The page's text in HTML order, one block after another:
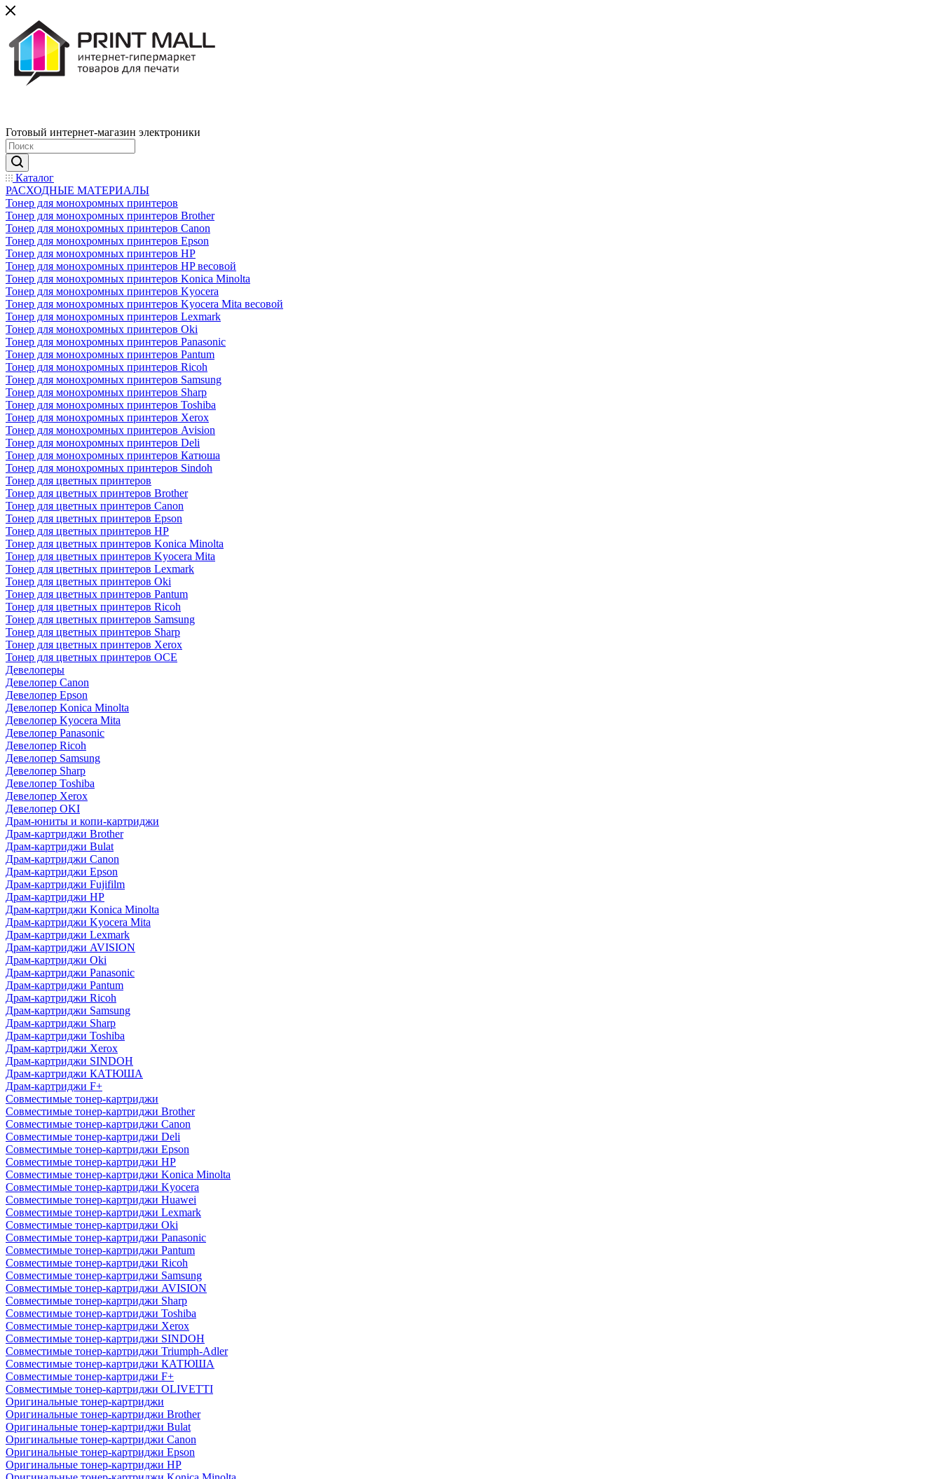
Готовый интернет-магазин электроники
Каталог
РАСХОДНЫЕ МАТЕРИАЛЫ
Тонер для монохромных принтеров
Тонер для монохромных принтеров Brother
Тонер для монохромных принтеров Canon
Тонер для монохромных принтеров Epson
Тонер для монохромных принтеров HP
Тонер для монохромных принтеров HP весовой
Тонер для монохромных принтеров Konica Minolta
Тонер для монохромных принтеров Kyocera
Тонер для монохромных принтеров Kyocera Mita весовой
Тонер для монохромных принтеров Lexmark
Тонер для монохромных принтеров Oki
Тонер для монохромных принтеров Panasonic
Тонер для монохромных принтеров Pantum
Тонер для монохромных принтеров Ricoh
Тонер для монохромных принтеров Samsung
Тонер для монохромных принтеров Sharp
Тонер для монохромных принтеров Toshiba
Тонер для монохромных принтеров Xerox
Тонер для монохромных принтеров Avision
Тонер для монохромных принтеров Deli
Тонер для монохромных принтеров Катюша
Тонер для монохромных принтеров Sindoh
Тонер для цветных принтеров
Тонер для цветных принтеров Brother
Тонер для цветных принтеров Canon
Тонер для цветных принтеров Epson
Тонер для цветных принтеров HP
Тонер для цветных принтеров Konica Minolta
Тонер для цветных принтеров Kyocera Mita
Тонер для цветных принтеров Lexmark
Тонер для цветных принтеров Oki
Тонер для цветных принтеров Pantum
Тонер для цветных принтеров Ricoh
Тонер для цветных принтеров Samsung
Тонер для цветных принтеров Sharp
Тонер для цветных принтеров Xerox
Тонер для цветных принтеров OCE
Девелоперы
Девелопер Canon
Девелопер Epson
Девелопер Konica Minolta
Девелопер Kyocera Mita
Девелопер Panasonic
Девелопер Ricoh
Девелопер Samsung
Девелопер Sharp
Девелопер Toshiba
Девелопер Xerox
Девелопер OKI
Драм-юниты и копи-картриджи
Драм-картриджи Brother
Драм-картриджи Bulat
Драм-картриджи Canon
Драм-картриджи Epson
Драм-картриджи Fujifilm
Драм-картриджи HP
Драм-картриджи Konica Minolta
Драм-картриджи Kyocera Mita
Драм-картриджи Lexmark
Драм-картриджи AVISION
Драм-картриджи Oki
Драм-картриджи Panasonic
Драм-картриджи Pantum
Драм-картриджи Ricoh
Драм-картриджи Samsung
Драм-картриджи Sharp
Драм-картриджи Toshiba
Драм-картриджи Xerox
Драм-картриджи SINDOH
Драм-картриджи КАТЮША
Драм-картриджи F+
Совместимые тонер-картриджи
Совместимые тонер-картриджи Brother
Совместимые тонер-картриджи Canon
Совместимые тонер-картриджи Deli
Совместимые тонер-картриджи Epson
Совместимые тонер-картриджи HP
Совместимые тонер-картриджи Konica Minolta
Совместимые тонер-картриджи Kyocera
Совместимые тонер-картриджи Huawei
Совместимые тонер-картриджи Lexmark
Совместимые тонер-картриджи Oki
Совместимые тонер-картриджи Panasonic
Совместимые тонер-картриджи Pantum
Совместимые тонер-картриджи Ricoh
Совместимые тонер-картриджи Samsung
Совместимые тонер-картриджи AVISION
Совместимые тонер-картриджи Sharp
Совместимые тонер-картриджи Toshiba
Совместимые тонер-картриджи Xerox
Совместимые тонер-картриджи SINDOH
Совместимые тонер-картриджи Triumph-Adler
Совместимые тонер-картриджи КАТЮША
Совместимые тонер-картриджи F+
Совместимые тонер-картриджи OLIVETTI
Оригинальные тонер-картриджи
Оригинальные тонер-картриджи Brother
Оригинальные тонер-картриджи Bulat
Оригинальные тонер-картриджи Canon
Оригинальные тонер-картриджи Epson
Оригинальные тонер-картриджи HP